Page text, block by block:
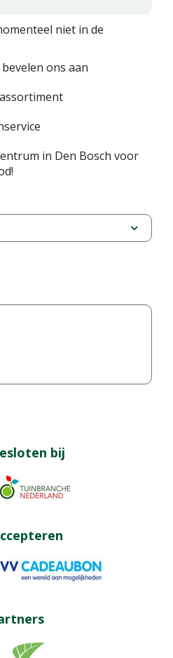
niet in de
ons aan
in Den Bosch voor
bij